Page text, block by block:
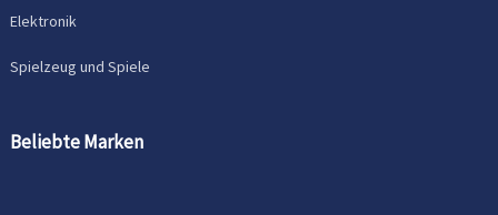
Elektronik
Spielzeug und Spiele
Beliebte Marken